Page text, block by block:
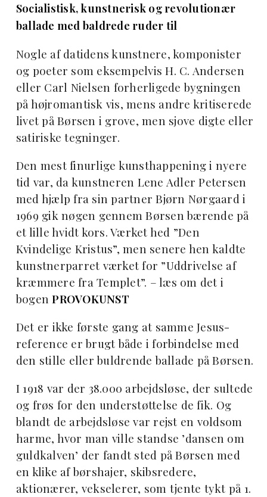
Socialistisk, kunstnerisk og revolutionær
ballade med baldrede ruder til
Nogle af datidens kunstnere, komponister
og poeter som eksempelvis H. C. Andersen
eller Carl Nielsen forherligede bygningen
på højromantisk vis, mens andre kritiserede
livet på Børsen i grove, men sjove digte eller
satiriske tegninger.
Den mest finurlige kunsthappening i nyere
tid var, da kunstneren Lene Adler Petersen
med hjælp fra sin partner Bjørn Nørgaard i
1969 gik nøgen gennem Børsen bærende på
et lille hvidt kors. Værket hed ”Den
Kvindelige Kristus”, men senere hen kaldte
kunstnerparret værket for ”Uddrivelse af
kræmmere fra Templet”. – læs om det i
bogenPROVOKUNST
Det er ikke første gang at samme Jesus-
reference er brugt både i forbindelse med
den stille eller buldrende ballade på Børsen.
I 1918 var der 38.000 arbejdsløse, der sultede
og frøs for den understøttelse de fik. Og
blandt de arbejdsløse var rejst en voldsom
harme, hvor man ville standse ’dansen om
guldkalven’ der fandt sted på Børsen med
en klike af børshajer, skibsredere,
aktionærer, vekselerer, som tjente tykt på 1.